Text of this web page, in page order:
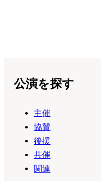
公演を探す
主催
協賛
後援
共催
関連